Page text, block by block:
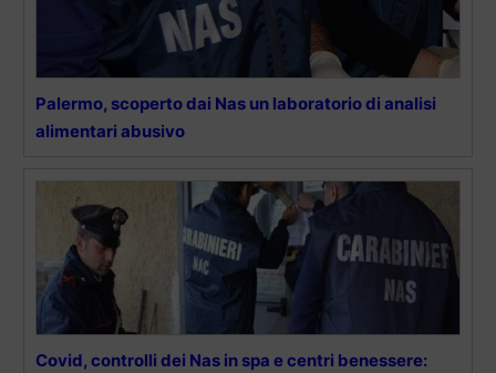
Palermo, scoperto dai Nas un laboratorio di analisi
alimentari abusivo
Covid, controlli dei Nas in spa e centri benessere: